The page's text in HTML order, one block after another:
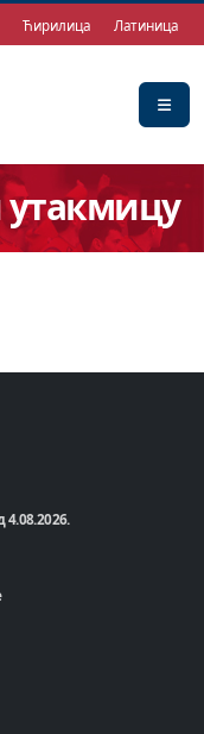
Ћирилица Латиница
4.08.2026.